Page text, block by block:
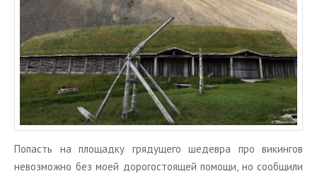
По­пасть на пло­щад­ку гря­ду­ще­го ше­дев­ра про ви­кин­гов
невоз­мож­но без моей до­ро­го­сто­я­щей по­мо­щи, но со­об­щи­ли